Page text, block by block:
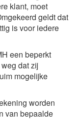
klant, moet
geldt dat
is voor iedere
een beperkt
dat zij
mogelijke
worden
van bepaalde